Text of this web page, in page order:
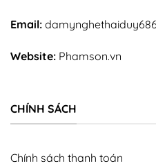
Email:
Website: Phamson.vn
CHÍNH SÁCH
Chính sách thanh toán